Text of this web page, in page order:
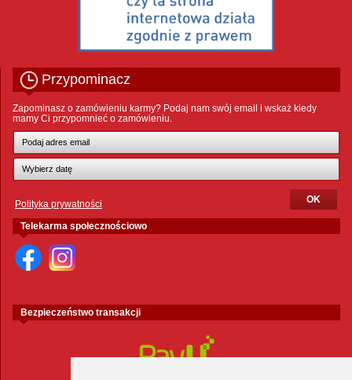
Przypominacz
Zapominasz o zamówieniu karmy? Podaj nam swój email i wskaż kiedy
mamy Ci przypomnieć o zamówieniu.
Polityka prywatności
Telekarma społecznościowo
Bezpieczeństwo transakcji